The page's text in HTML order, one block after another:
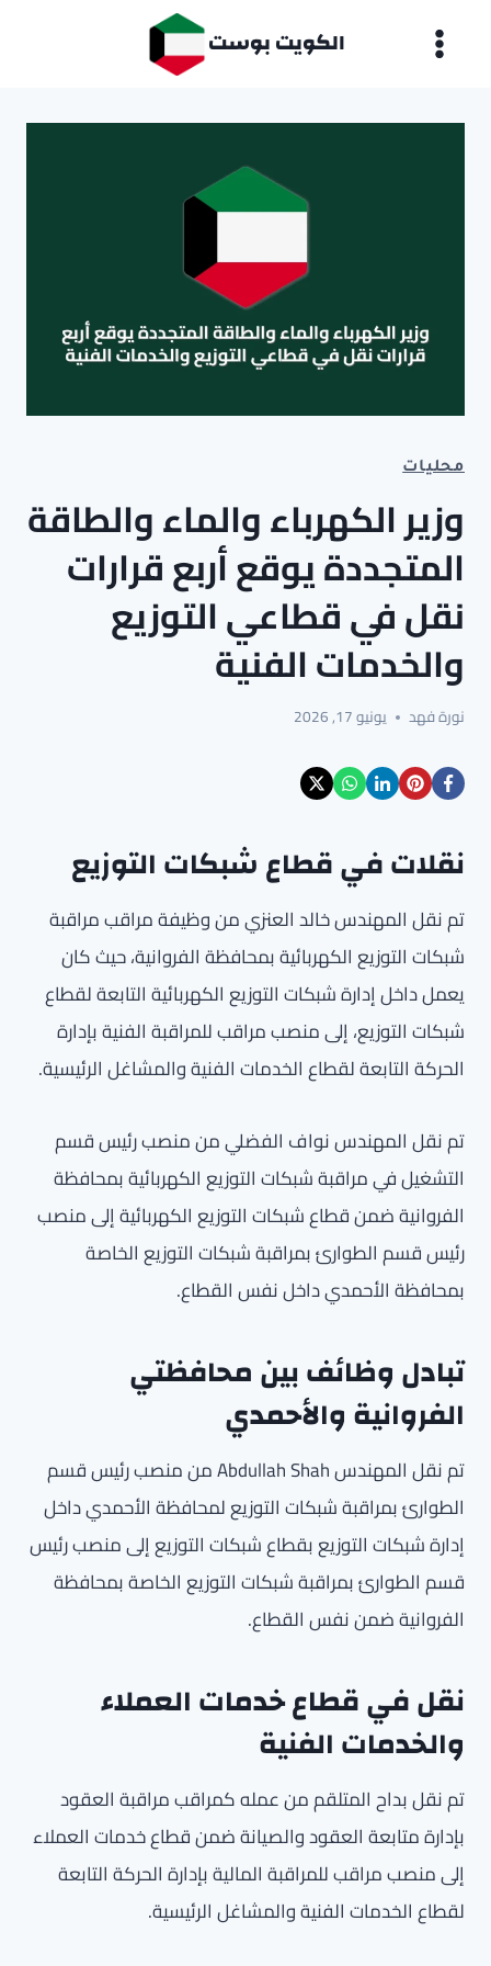
الكويت بوست
محليات
وزير الكهرباء والماء والطاقة
المتجددة يوقع أربع قرارات
نقل في قطاعي التوزيع
والخدمات الفنية
نورة فهد يونيو 17, 2026
نقلات في قطاع شبكات التوزيع
تم نقل المهندس خالد العنزي من وظيفة مراقب مراقبة
شبكات التوزيع الكهربائية بمحافظة الفروانية، حيث كان
يعمل داخل إدارة شبكات التوزيع الكهربائية التابعة لقطاع
شبكات التوزيع، إلى منصب مراقب للمراقبة الفنية بإدارة
الحركة التابعة لقطاع الخدمات الفنية والمشاغل الرئيسية.
تم نقل المهندس نواف الفضلي من منصب رئيس قسم
التشغيل في مراقبة شبكات التوزيع الكهربائية بمحافظة
الفروانية ضمن قطاع شبكات التوزيع الكهربائية إلى منصب
رئيس قسم الطوارئ بمراقبة شبكات التوزيع الخاصة
بمحافظة الأحمدي داخل نفس القطاع.
تبادل وظائف بين محافظتي
الفروانية والأحمدي
تم نقل المهندس Abdullah Shah من منصب رئيس قسم
الطوارئ بمراقبة شبكات التوزيع لمحافظة الأحمدي داخل
إدارة شبكات التوزيع بقطاع شبكات التوزيع إلى منصب رئيس
قسم الطوارئ بمراقبة شبكات التوزيع الخاصة بمحافظة
الفروانية ضمن نفس القطاع.
نقل في قطاع خدمات العملاء
والخدمات الفنية
تم نقل بداح المتلقم من عمله كمراقب مراقبة العقود
بإدارة متابعة العقود والصيانة ضمن قطاع خدمات العملاء
إلى منصب مراقب للمراقبة المالية بإدارة الحركة التابعة
لقطاع الخدمات الفنية والمشاغل الرئيسية.